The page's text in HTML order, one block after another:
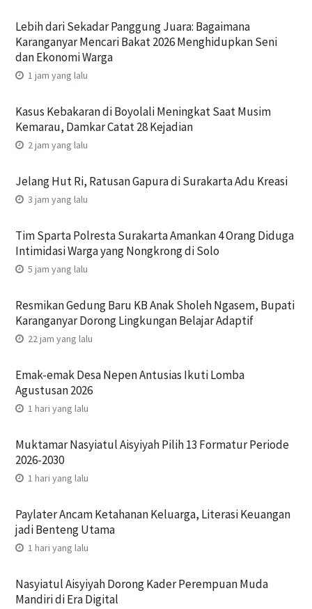
Lebih dari Sekadar Panggung Juara: Bagaimana
Karanganyar Mencari Bakat 2026 Menghidupkan Seni
dan Ekonomi Warga
1 jam yang lalu
Kasus Kebakaran di Boyolali Meningkat Saat Musim
Kemarau, Damkar Catat 28 Kejadian
2 jam yang lalu
Jelang Hut Ri, Ratusan Gapura di Surakarta Adu Kreasi
3 jam yang lalu
Tim Sparta Polresta Surakarta Amankan 4 Orang Diduga
Intimidasi Warga yang Nongkrong di Solo
5 jam yang lalu
Resmikan Gedung Baru KB Anak Sholeh Ngasem, Bupati
Karanganyar Dorong Lingkungan Belajar Adaptif
22 jam yang lalu
Emak-emak Desa Nepen Antusias Ikuti Lomba
Agustusan 2026
1 hari yang lalu
Muktamar Nasyiatul Aisyiyah Pilih 13 Formatur Periode
2026-2030
1 hari yang lalu
Paylater Ancam Ketahanan Keluarga, Literasi Keuangan
jadi Benteng Utama
1 hari yang lalu
Nasyiatul Aisyiyah Dorong Kader Perempuan Muda
Mandiri di Era Digital